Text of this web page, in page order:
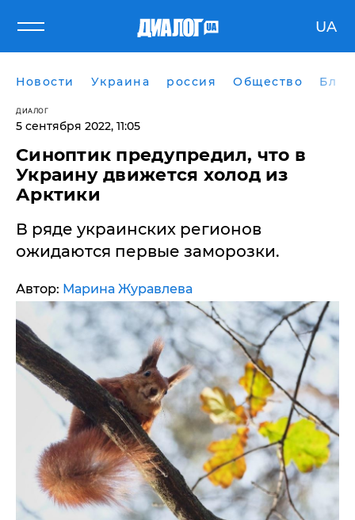
UA
Новости Украина россия Общество
ДИАЛОГ
5 сентября 2022, 11:05
​Синоптик предупредил, что в
Украину движется холод из
Арктики
В ряде украинских регионов
ожидаются первые заморозки.
Автор: Марина Журавлева